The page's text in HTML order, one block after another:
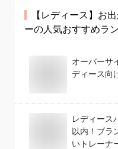
【レディース】 お
ーの人気おすすめラ
オーバーサ
ディース向
レディース
以内！ブラ
いトレーナ